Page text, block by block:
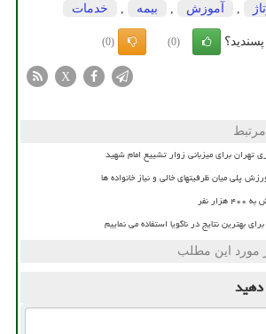
آموزش بیمه خدمات
(0)
(0)
X
برای میزبانی زوار تشییع امام شهید
پلی میان ظرفیتهای خالی و نیاز خانواده ها
نفر
بهترین نتایج در ناگویا استفاده می نماییم
مورد این مطلب
دهید